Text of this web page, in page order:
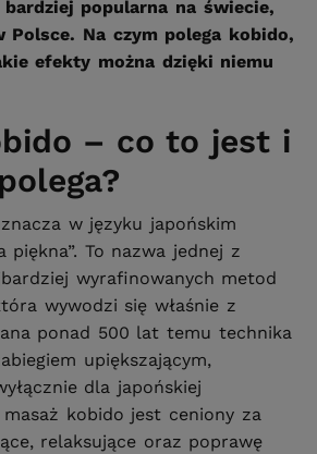
popularna na świecie,
Na czym polega kobido,
efekty można dzięki niemu
– co to jest i
w języku japońskim
piękna”. To nazwa jednej z
wyrafinowanych metod
wywodzi się właśnie z
ponad 500 lat temu technika
upiększającym,
dla japońskiej
kobido jest ceniony za
relaksujące oraz poprawę